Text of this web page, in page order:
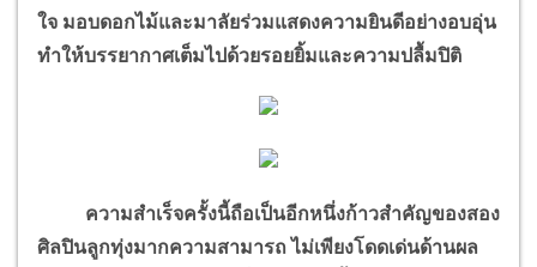
ใจ มอบดอกไม้และมาลัยร่วมแสดงความยินดีอย่างอบอุ่น
ทำให้บรรยากาศเต็มไปด้วยรอยยิ้มและความปลื้มปิติ
ความสำเร็จครั้งนี้ถือเป็นอีกหนึ่งก้าวสำคัญของสอง
ศิลปินลูกทุ่งมากความสามารถ ไม่เพียงโดดเด่นด้านผล